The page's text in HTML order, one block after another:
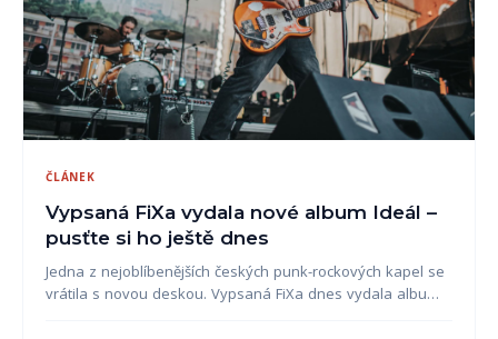
ČLÁNEK
Vypsaná FiXa vydala nové album Ideál –
pusťte si ho ještě dnes
Jedna z nejoblíbenějších českých punk-rockových kapel se
vrátila s novou deskou. Vypsaná FiXa dnes vydala albu…